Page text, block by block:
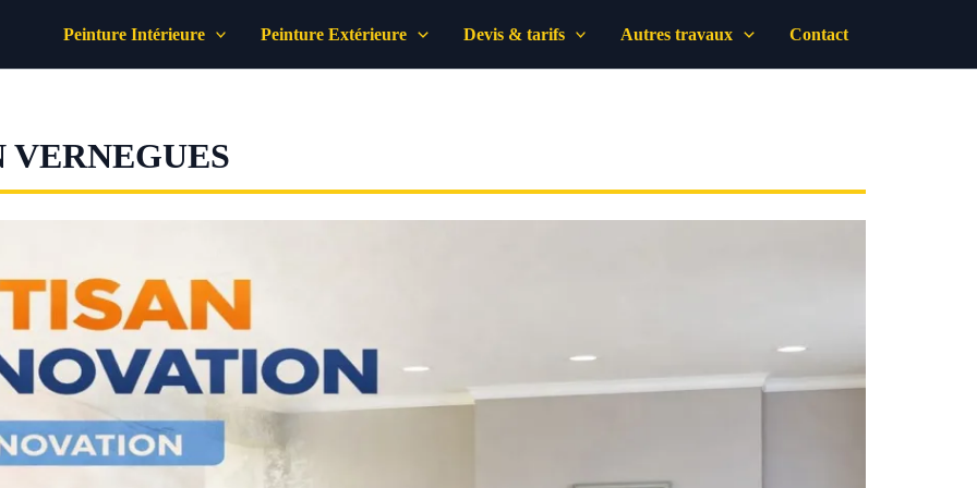
Peinture Intérieure Peinture Extérieure Devis & tarifs Autres travaux Contact